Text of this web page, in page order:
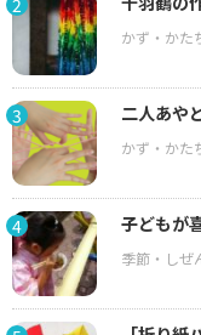
2
3 二人あや
4 子どもが